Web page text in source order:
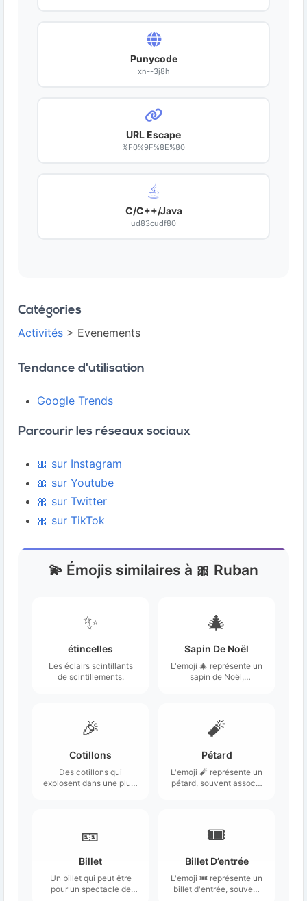
Punycode
xn--3j8h
URL Escape
%F0%9F%8E%80
C/C++/Java
ud83cudf80
Catégories
Activités > Evenements
Tendance d'utilisation
Google Trends
Parcourir les réseaux sociaux
🎀 sur Instagram
🎀 sur Youtube
🎀 sur Twitter
🎀 sur TikTok
💫 Émojis similaires à 🎀 Ruban
✨
étincelles
Les éclairs scintillants
de scintillements.
🎄
Sapin De Noël
L'emoji 🎄 représente un
sapin de Noël,
🎉
Cotillons
Des cotillons qui
explosent dans une pluie
🧨
Pétard
L'emoji 🧨 représente un
pétard, souvent associé
🎫
Billet
Un billet qui peut être
pour un spectacle de
🎟️
Billet D’entrée
L'emoji 🎟️ représente un
billet d'entrée, souvent